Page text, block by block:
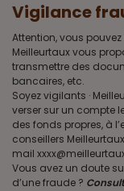
Vigilance
Attention, vous
Meilleurtaux vous
transmettre des
bancaires, etc.
Soyez vigilants ·
verser sur un compte
des fonds propres, à
conseillers
mail
Vous avez un doute
d’une fraude ?